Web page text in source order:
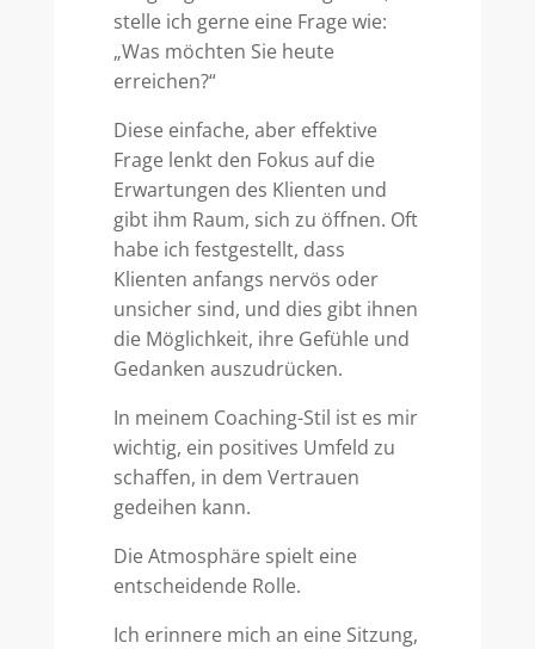
stelle ich gerne eine Frage wie:
„Was möchten Sie heute
erreichen?“
Diese einfache, aber effektive
Frage lenkt den Fokus auf die
Erwartungen des Klienten und
gibt ihm Raum, sich zu öffnen. Oft
habe ich festgestellt, dass
Klienten anfangs nervös oder
unsicher sind, und dies gibt ihnen
die Möglichkeit, ihre Gefühle und
Gedanken auszudrücken.
In meinem Coaching-Stil ist es mir
wichtig, ein positives Umfeld zu
schaffen, in dem Vertrauen
gedeihen kann.
Die Atmosphäre spielt eine
entscheidende Rolle.
Ich erinnere mich an eine Sitzung,